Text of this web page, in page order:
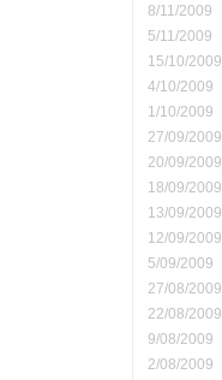
8/11/2009
5/11/2009
15/10/2009
4/10/2009
1/10/2009
27/09/2009
20/09/2009
18/09/2009
13/09/2009
12/09/2009
5/09/2009
27/08/2009
22/08/2009
9/08/2009
2/08/2009